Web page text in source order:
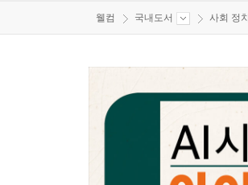
웰컴 국내도서 사회 정치